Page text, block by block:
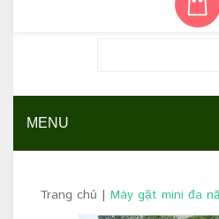
MENU
Trang chủ | Máy gặt mini đa